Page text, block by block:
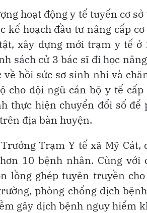
hoạt động y tế tuyến cơ
kế hoạch đầu tư nâng cấp
xây dựng mới trạm y tế
sách cử 3 bác sĩ đi học
hồi sức sơ sinh nhi và
cho đội ngũ cán bộ y tế
thực hiện chuyển đổi số
địa bàn huyện.
Trạm Y tế xã Mỹ
10 bệnh nhân. Cùng với
lồng ghép tuyên truyền
phòng chống dịch
gây dịch bệnh nguy hiểm